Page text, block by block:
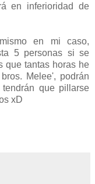
en inferioridad de
en mi caso,
5 personas si se
que tantas horas he
Melee', podrán
que pillarse
xD